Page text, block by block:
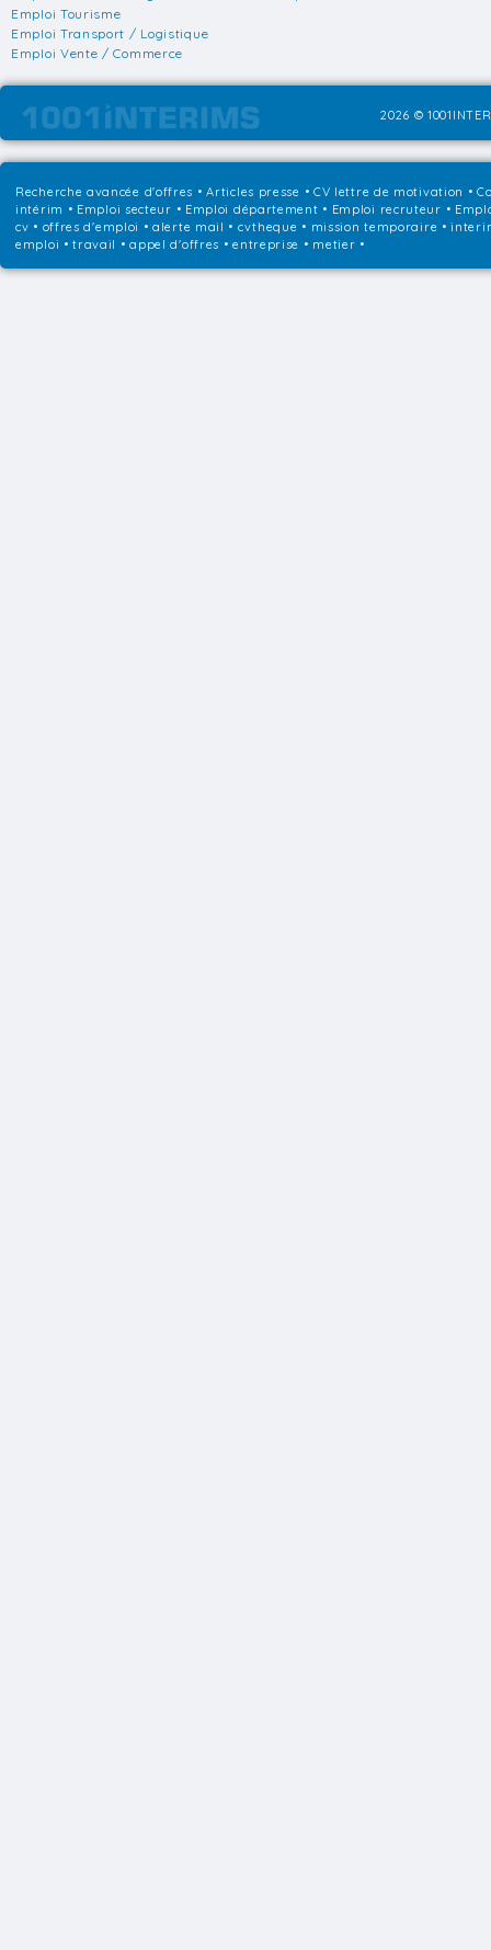
Emploi Tourisme
Emploi Transport / Logistique
Emploi Vente / Commerce
2026 ©
Recherche avancée d'offres •Articles presse • CV lettre de motivation •
intérim • Emploi secteur • Emploi département • Emploi recruteur •
cv • offres d'emploi • alerte mail • cvtheque • mission temporaire •
emploi • travail • appel d'offres • entreprise • metier •